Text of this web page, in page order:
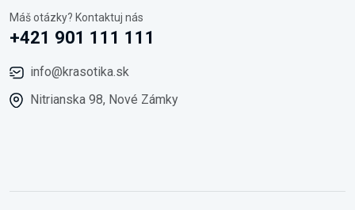
Máš otázky? Kontaktuj nás
+421 901 111 111
info@krasotika.sk
Nitrianska 98, Nové Zámky